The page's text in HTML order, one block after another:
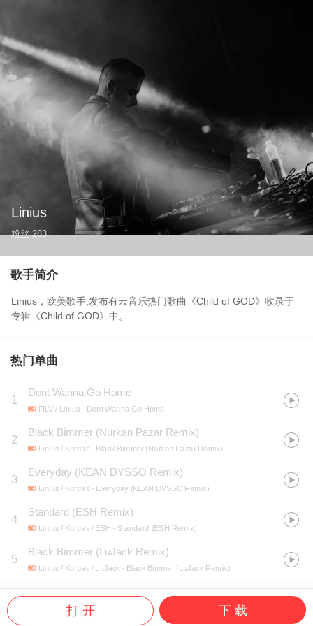
Linius
粉丝 283
歌手简介
Linius，欧美歌手,发布有云音乐热门歌曲《Child of GOD》收录于
专辑《Child of GOD》中。
热门单曲
1
Dont Wanna Go Home
FILV / Linius - Dont Wanna Go Home
2
Black Bimmer (Nurkan Pazar Remix)
Linius / Kordas - Black Bimmer (Nurkan Pazar Remix)
3
Everyday (KEAN DYSSO Remix)
Linius / Kordas - Everyday (KEAN DYSSO Remix)
4
Standard (ESH Remix)
Linius / Kordas / ESH - Standard (ESH Remix)
5
Black Bimmer (LuJack Remix)
Linius / Kordas / LuJack - Black Bimmer (LuJack Remix)
打 开 下 载